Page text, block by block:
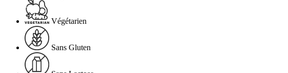
Végétarien
Sans Gluten